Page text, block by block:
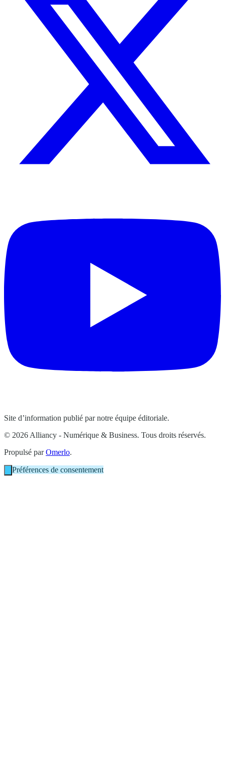
Site d’information publié par notre équipe éditoriale.
© 2026 Alliancy - Numérique & Business. Tous droits réservés.
Propulsé parOmerlo.
Préférences de consentement